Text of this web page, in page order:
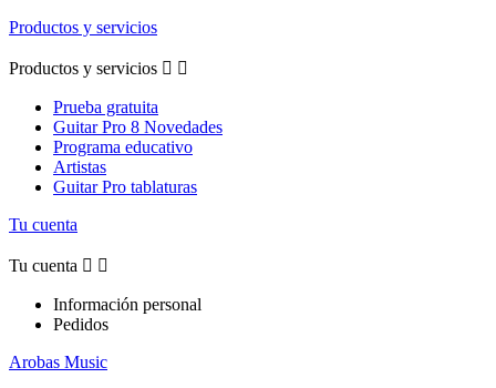
Productos y servicios
Productos y servicios  
Prueba gratuita
Guitar Pro 8 Novedades
Programa educativo
Artistas
Guitar Pro tablaturas
Tu cuenta
Tu cuenta  
Información personal
Pedidos
Arobas Music